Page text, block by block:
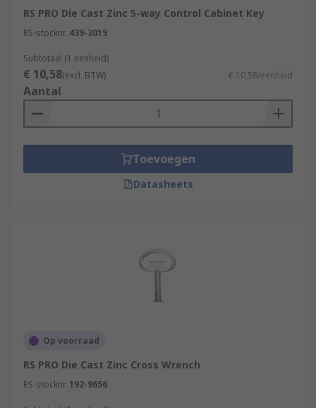
RS PRO Die Cast Zinc 5-way Control Cabinet Key
RS-stocknr. 439-3019
Subtotaal (1 eenheid)
€ 10,58(excl. BTW) € 10,58/eenheid
Aantal
Toevoegen
Datasheets
Op voorraad
RS PRO Die Cast Zinc Cross Wrench
RS-stocknr. 192-9656